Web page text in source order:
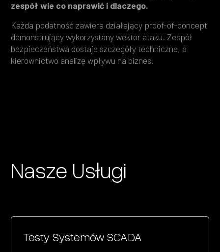
zespół wie co naprawić i dlaczego.
Każda podatność zawiera działający proof-of-concept
demonstrujący wykorzystany wektor ataku. Zespół
bezpieczeństwa dostaje szczegóły techniczne, a
kierownictwo analizę wpływu na biznes.
Nasze Usługi
Testy Systemów SCADA